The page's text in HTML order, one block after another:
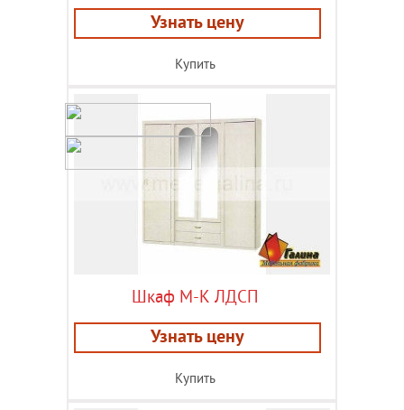
Узнать цену
Купить
Шкаф М-К ЛДСП
Узнать цену
Купить